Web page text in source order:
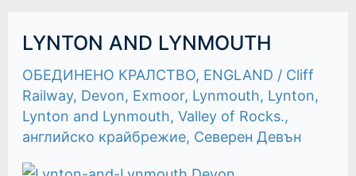
LYNTON AND LYNMOUTH
ОБЕДИНЕНО КРАЛСТВО, ENGLAND / Cliff
Railway, Devon, Exmoor, Lynmouth, Lynton,
Lynton and Lynmouth, Valley of Rocks.,
английско крайбрежие, Северен Девън
LYNTON
AND